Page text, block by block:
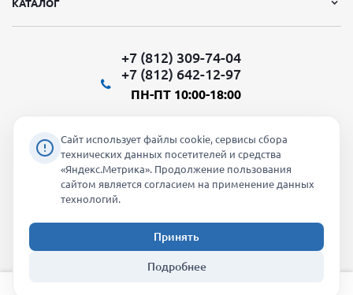
КАТАЛОГ
+7 (812) 309-74-04
+7 (812) 642-12-97
ПН-ПТ 10:00-18:00
Мы в социальных сетях:
2026 © "Молти" - оптовый магазин
info@molti-shop.ru
Сайт использует файлы cookie, сервисы сбора
технических данных посетителей и средства
«Яндекс.Метрика». Продолжение пользования
сайтом является согласием на применение данных
технологий.
Принять
Подробнее